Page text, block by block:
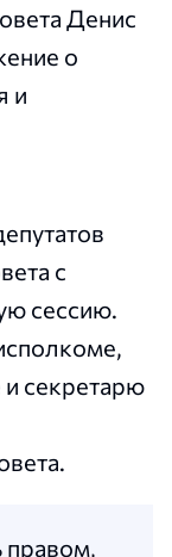
Денис
о
и
с
сессию.
секретарю
правом,